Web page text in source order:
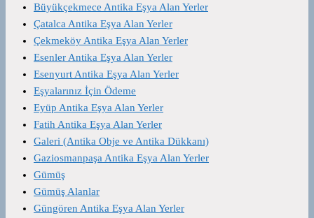
Büyükçekmece Antika Eşya Alan Yerler
Çatalca Antika Eşya Alan Yerler
Çekmeköy Antika Eşya Alan Yerler
Esenler Antika Eşya Alan Yerler
Esenyurt Antika Eşya Alan Yerler
Eşyalarınız İçin Ödeme
Eyüp Antika Eşya Alan Yerler
Fatih Antika Eşya Alan Yerler
Galeri (Antika Obje ve Antika Dükkanı)
Gaziosmanpaşa Antika Eşya Alan Yerler
Gümüş
Gümüş Alanlar
Güngören Antika Eşya Alan Yerler